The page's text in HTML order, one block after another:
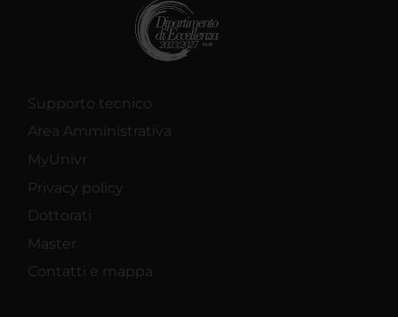
Supporto tecnico
Area Amministrativa
MyUnivr
Privacy policy
Dottorati
Master
Contatti e mappa